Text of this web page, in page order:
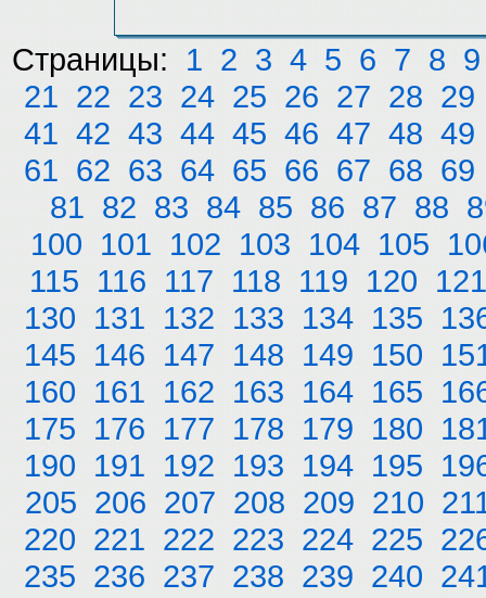
Страницы: 1 2 3 4 5 6 7 8 9
21 22 23 24 25 26 27 28 29
41 42 43 44 45 46 47 48 49
61 62 63 64 65 66 67 68 69
81 82 83 84 85 86 87 88
100 101 102 103 104 105
115 116 117 118 119 120 121
130 131 132 133 134 135
145 146 147 148 149 150
160 161 162 163 164 165
175 176 177 178 179 180
190 191 192 193 194 195
205 206 207 208 209 210
220 221 222 223 224 225
235 236 237 238 239 240